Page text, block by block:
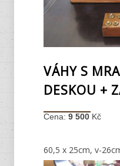
VÁHY S
DESKOU +
Cena: 9 500 Kč
60,5 x 25cm, v-